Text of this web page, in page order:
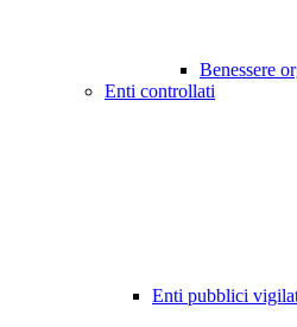
Benessere
Enti controllati
Enti pubblici